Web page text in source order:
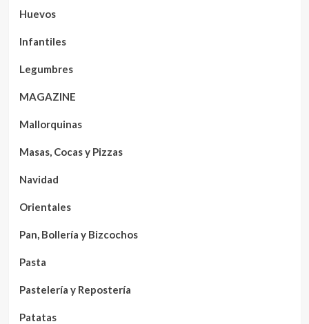
Huevos
Infantiles
Legumbres
MAGAZINE
Mallorquinas
Masas, Cocas y Pizzas
Navidad
Orientales
Pan, Bollería y Bizcochos
Pasta
Pastelería y Repostería
Patatas